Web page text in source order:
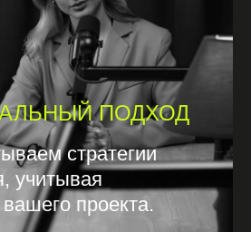
ПОДХОД
стратегии
учитывая
проекта.